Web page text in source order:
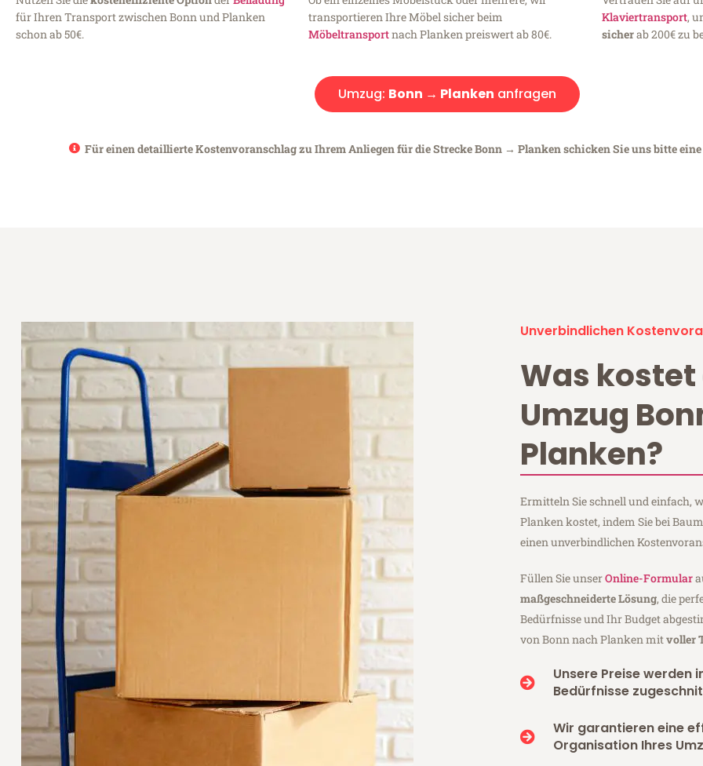
für Ihren Transport zwischen Bonn und Planken
schon ab 50€.
transportieren Ihre Möbel sicher beim
Möbeltransportnach Planken preiswert ab 80€.
Klaviertransport,
sicherab 200€ zu
Umzug: Bonn → Planken anfragen
Für einen detaillierte Kostenvoranschlag zu Ihrem Anliegen für die Strecke Bonn → Planken schicken Sie uns bitte
Unverbindlichen
Was kostet
Umzug
Planken?
Ermitteln Sie schnell und einfach,
Planken kostet, indem Sie bei
einen unverbindlichen
Füllen Sie unserOnline-Formular
maßgeschneiderte Lösung, die
Bedürfnisse und Ihr Budget
von Bonn nach Planken mitvoller
Unsere Preise werden
Bedürfnisse
Wir garantieren eine
Organisation Ihres